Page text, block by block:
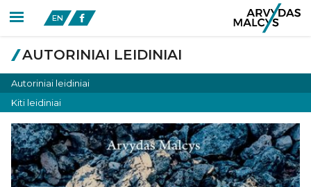
EN
AUTORINIAI LEIDINIAI
Autoriniai leidiniai
Kiti leidiniai